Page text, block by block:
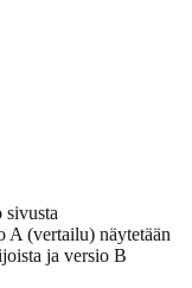
sivusta
A (vertailu) näytetään
ja versio B